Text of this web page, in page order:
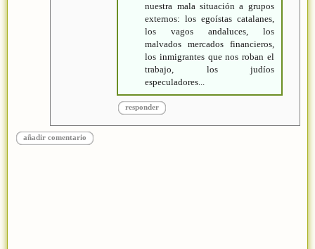
nuestra mala situación a grupos
externos: los egoístas catalanes,
los vagos andaluces, los
malvados mercados financieros,
los inmigrantes que nos roban el
trabajo, los judíos
especuladores...
responder
añadir comentario